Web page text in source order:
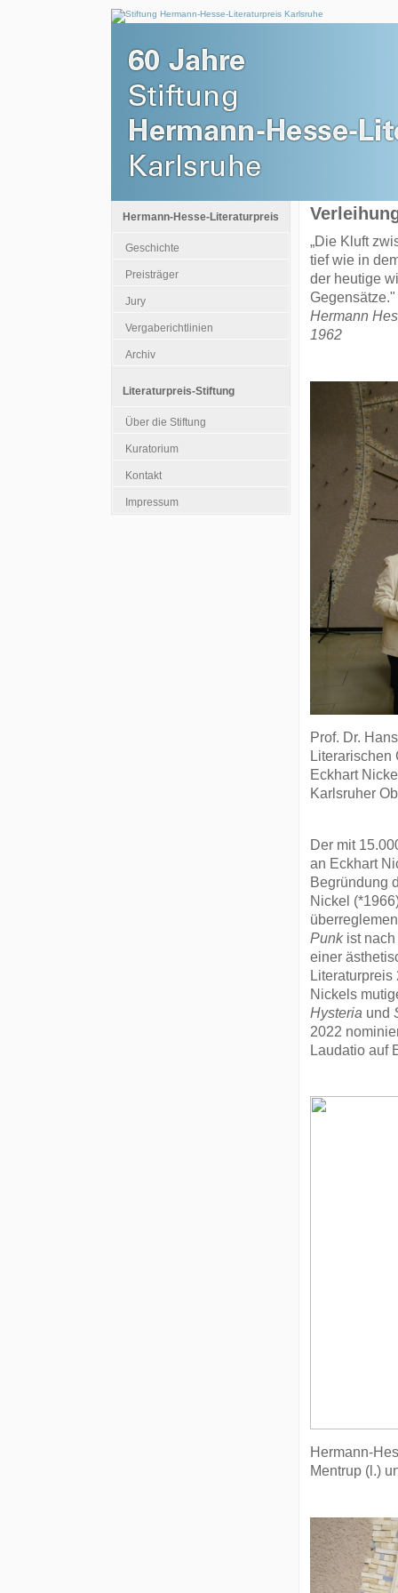
„Die Kluft
tief wie in
der heutige
Gegensätze."
Hermann
1962
Prof. Dr.
Literarischen
Eckhart
Karlsruher
Der mit
an Eckhart
Begründung
Nickel
Punkist nach
einer
Literaturpreis
Nickels
Hysteria und
2022
Laudatio auf
Hermann-
Mentrup (l.)
Hermann-Hesse-Literaturpreis
Geschichte
Preisträger
Jury
Vergaberichtlinien
Archiv
Literaturpreis-Stiftung
Über die Stiftung
Kuratorium
Kontakt
Impressum